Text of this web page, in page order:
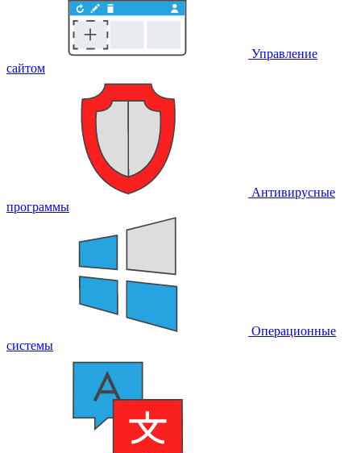
Управление
сайтом
Антивирусные
программы
Операционные
системы